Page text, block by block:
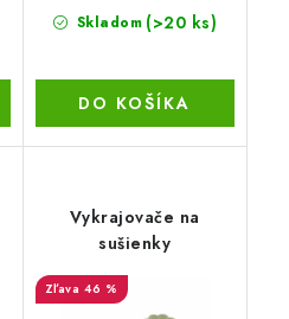
Skladom (>20 ks)
DO KOŠÍKA
Vykrajovače na
sušienky
46 %